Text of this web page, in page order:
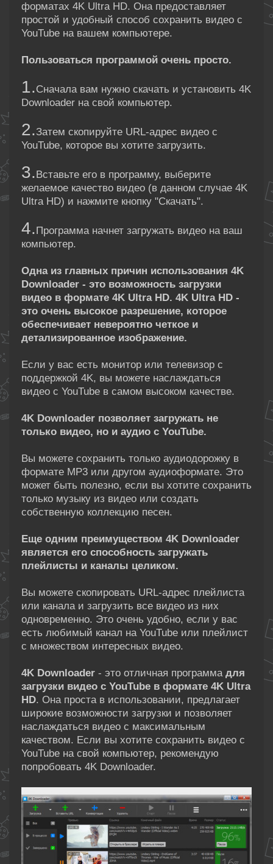
форматах 4K Ultra HD. Она предоставляет
простой и удобный способ сохранить видео с
YouTube на вашем компьютере.
Пользоваться программой очень просто.
1.Сначала вам нужно скачать и установить 4K
Downloader на свой компьютер.
2.Затем скопируйте URL-адрес видео с
YouTube, которое вы хотите загрузить.
3. Вставьте его в программу, выберите
желаемое качество видео (в данном случае 4K
Ultra HD) и нажмите кнопку "Скачать".
4. Программа начнет загружать видео на ваш
компьютер.
Одна из главных причин использования 4K
Downloader - это возможность загрузки
видео в формате 4K Ultra HD. 4K Ultra HD -
это очень высокое разрешение, которое
обеспечивает невероятно четкое и
детализированное изображение.
Если у вас есть монитор или телевизор с
поддержкой 4K, вы можете наслаждаться
видео с YouTube в самом высоком качестве.
4K Downloader позволяет загружать не
только видео, но и аудио с YouTube.
Вы можете сохранить только аудиодорожку в
формате MP3 или другом аудиоформате. Это
может быть полезно, если вы хотите сохранить
только музыку из видео или создать
собственную коллекцию песен.
Еще одним преимуществом 4K Downloader
является его способность загружать
плейлисты и каналы целиком.
Вы можете скопировать URL-адрес плейлиста
или канала и загрузить все видео из них
одновременно. Это очень удобно, если у вас
есть любимый канал на YouTube или плейлист
с множеством интересных видео.
4K Downloader - это отличная программадля
загрузки видео с YouTube в формате 4K Ultra
HD. Она проста в использовании, предлагает
широкие возможности загрузки и позволяет
наслаждаться видео с максимальным
качеством. Если вы хотите сохранить видео с
YouTube на свой компьютер, рекомендую
попробовать 4K Downloader.